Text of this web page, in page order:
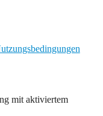
mit aktiviertem